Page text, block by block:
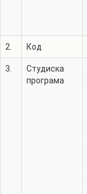
2. Код
3.
Студиска
програма